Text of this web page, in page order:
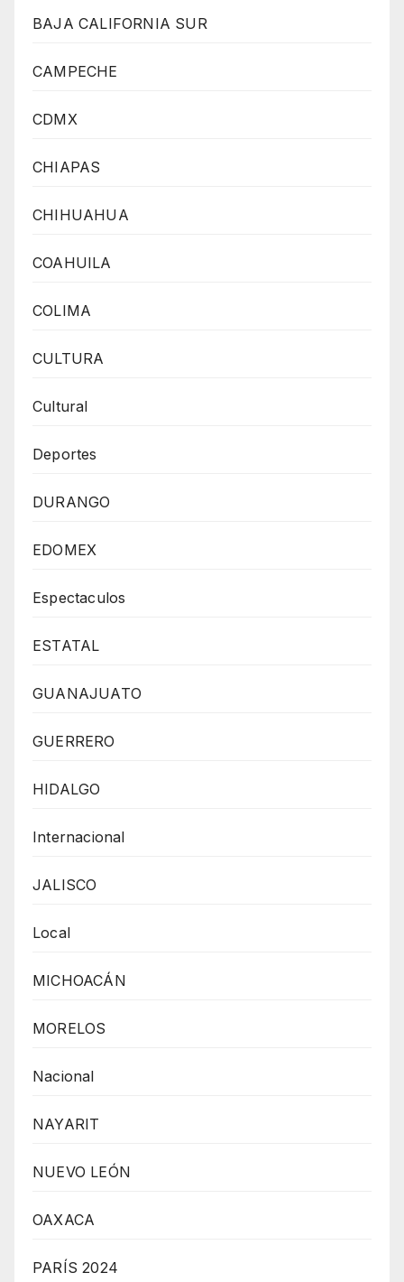
BAJA CALIFORNIA SUR
CAMPECHE
CDMX
CHIAPAS
CHIHUAHUA
COAHUILA
COLIMA
CULTURA
Cultural
Deportes
DURANGO
EDOMEX
Espectaculos
ESTATAL
GUANAJUATO
GUERRERO
HIDALGO
Internacional
JALISCO
Local
MICHOACÁN
MORELOS
Nacional
NAYARIT
NUEVO LEÓN
OAXACA
PARÍS 2024